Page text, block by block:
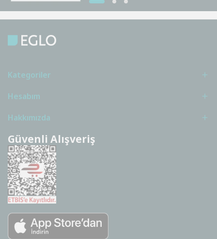
Kategoriler
Hesabım
Hakkımızda
Güvenli Alışveriş